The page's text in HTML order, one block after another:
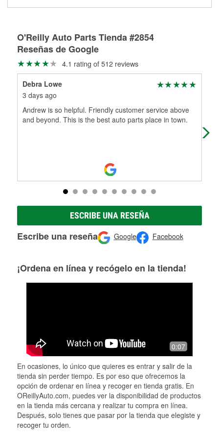
partes de reemplazo correctas para tu reparación.
Rectificación de tambores y discos de freno
O'Reilly Auto Parts Tienda #2854
Reseñas de Google
4.1 rating of 512 reviews
Debra Lowe
3 days ago
Andrew is so helpful. Friendly customer service above
and beyond. This is the best auto parts place in town.
ESCRIBE UNA RESEÑA
Escribe una reseña Google Facebook
¡Ordena en línea y recógelo en la tienda!
0:07
En ocasiones, lo único que quieres es entrar y salir de la
tienda sin perder tiempo. Es por eso que ofrecemos la
opción de ordenar en línea y recoger en tienda gratis. En
OReillyAuto.com, puedes ver la disponibilidad de productos
en la tienda más cercana y realizar tu compra en línea.
Después, solo tienes que pasar por la tienda que elegiste y
recoger tu orden.